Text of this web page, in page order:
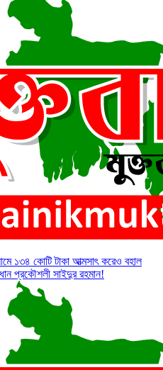
১৩৪ কোটি টাকা আত্মসাৎ করেও বহাল
প্রকৌশলী সাইদুর রহমান!